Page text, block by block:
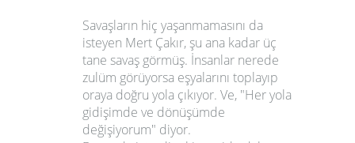
Savaşların hiç yaşanmamasını da
isteyen Mert Çakır, şu ana kadar üç
tane savaş görmüş. İnsanlar nerede
zulüm görüyorsa eşyalarını toplayıp
oraya doğru yola çıkıyor. Ve, "Her yola
gidişimde ve dönüşümde
değişiyorum" diyor.